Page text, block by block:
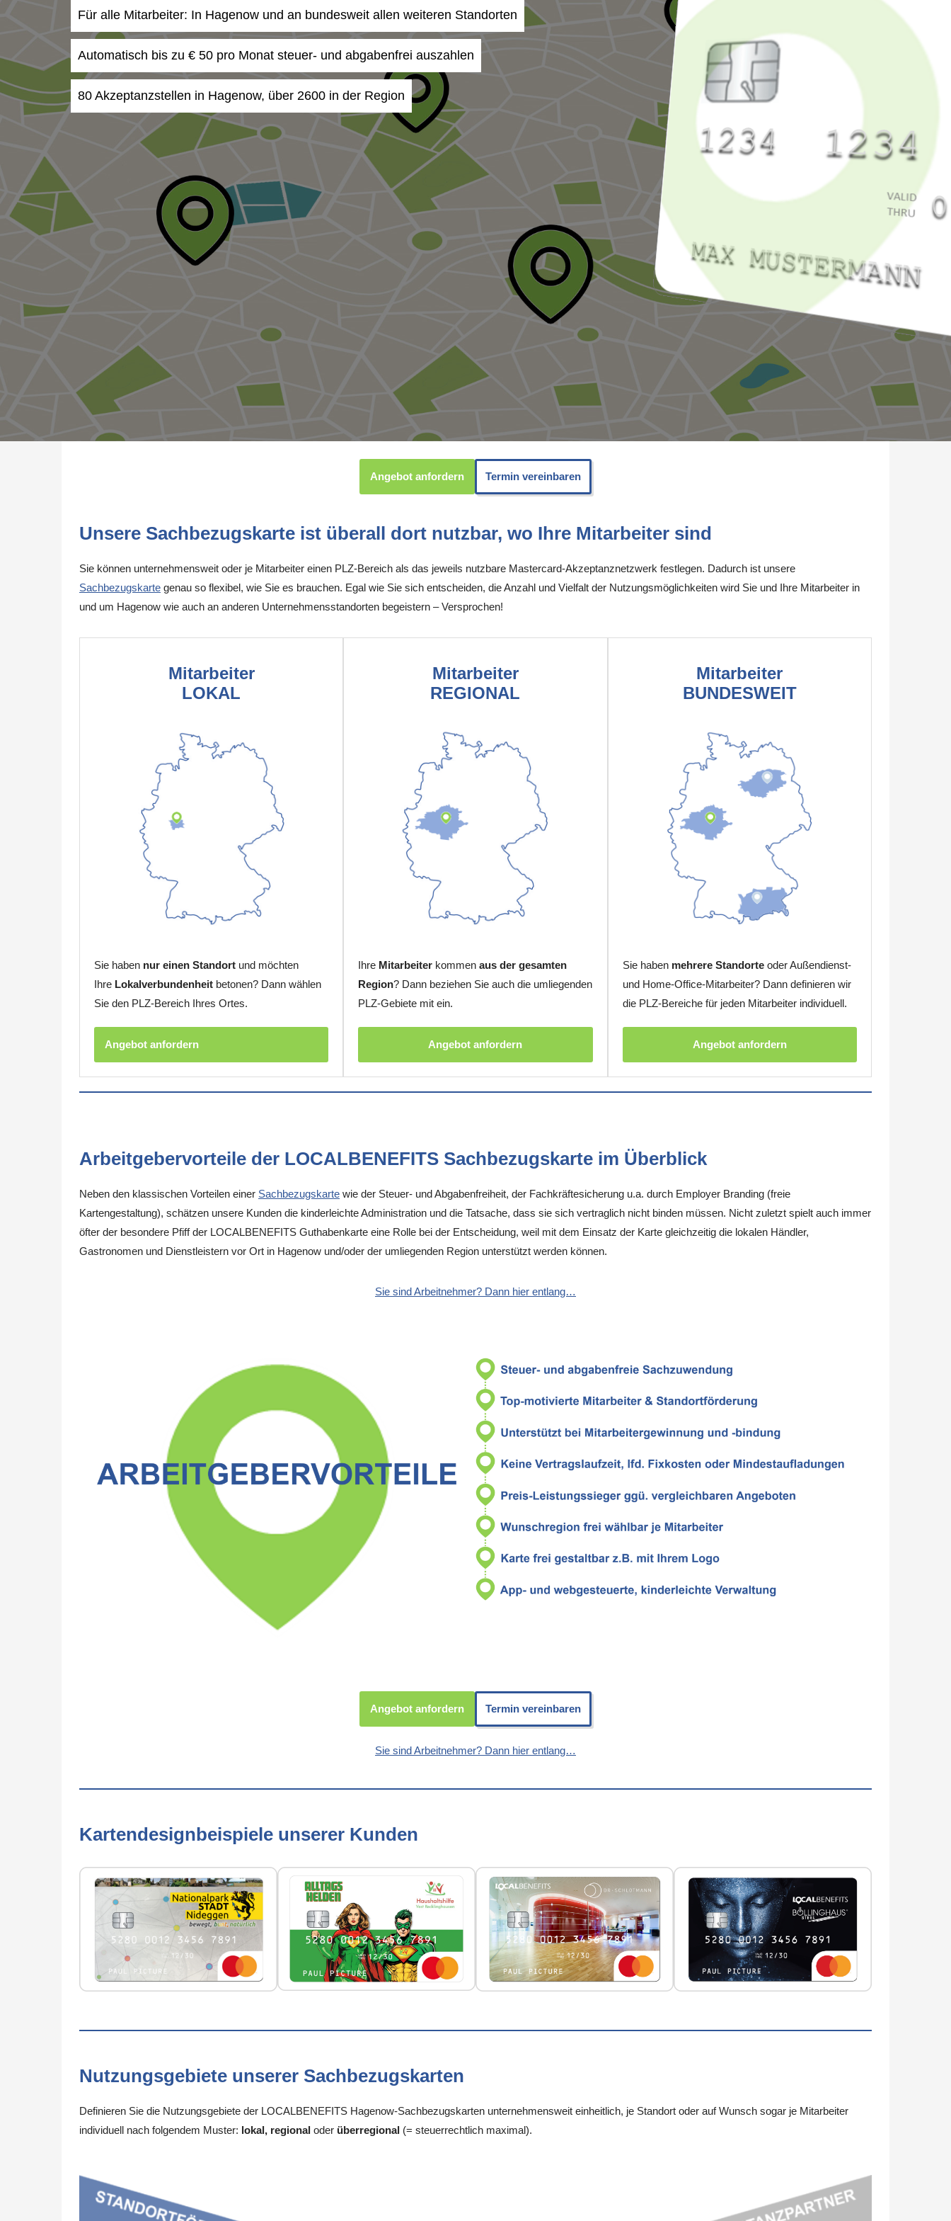
Für alle Mitarbeiter: In Hagenow und an bundesweit allen weiteren Standorten
Automatisch bis zu € 50 pro Monat steuer- und abgabenfrei auszahlen
80 Akzeptanzstellen in Hagenow, über 2600 in der Region
Angebot anfordern Termin vereinbaren
Unsere Sachbezugskarte ist überall dort nutzbar, wo Ihre Mitarbeiter sind
Sie können unternehmensweit oder je Mitarbeiter einen PLZ-Bereich als das jeweils nutzbare Mastercard-Akzeptanznetzwerk festlegen. Dadurch ist unsere
Sachbezugskarte genau so flexibel, wie Sie es brauchen. Egal wie Sie sich entscheiden, die Anzahl und Vielfalt der Nutzungsmöglichkeiten wird Sie und Ihre Mitarbeiter in
und um Hagenow wie auch an anderen Unternehmensstandorten begeistern – Versprochen!
Mitarbeiter
LOKAL
Sie haben nur einen Standort und möchten
Ihre Lokalverbundenheit betonen? Dann wählen
Sie den PLZ-Bereich Ihres Ortes.
Angebot anfordern
Mitarbeiter
REGIONAL
Ihre Mitarbeiter kommenaus der gesamten
Region? Dann beziehen Sie auch die umliegenden
PLZ-Gebiete mit ein.
Angebot anfordern
Mitarbeiter
BUNDESWEIT
Sie haben mehrere Standorteoder Außendienst-
und Home-Office-Mitarbeiter? Dann definieren wir
die PLZ-Bereiche für jeden Mitarbeiter individuell.
Angebot anfordern
Arbeitgebervorteile der LOCALBENEFITS Sachbezugskarte im Überblick
Neben den klassischen Vorteilen einer Sachbezugskarte wie der Steuer- und Abgabenfreiheit, der Fachkräftesicherung u.a. durch Employer Branding (freie
Kartengestaltung), schätzen unsere Kunden die kinderleichte Administration und die Tatsache, dass sie sich vertraglich nicht binden müssen. Nicht zuletzt spielt auch immer
öfter der besondere Pfiff der LOCALBENEFITS Guthabenkarte eine Rolle bei der Entscheidung, weil mit dem Einsatz der Karte gleichzeitig die lokalen Händler,
Gastronomen und Dienstleistern vor Ort in Hagenow und/oder der umliegenden Region unterstützt werden können.
Sie sind Arbeitnehmer? Dann hier entlang…
Angebot anfordern Termin vereinbaren
Sie sind Arbeitnehmer? Dann hier entlang…
Kartendesignbeispiele unserer Kunden
Nutzungsgebiete unserer Sachbezugskarten
Definieren Sie die Nutzungsgebiete der LOCALBENEFITS Hagenow-Sachbezugskarten unternehmensweit einheitlich, je Standort oder auf Wunsch sogar je Mitarbeiter
individuell nach folgendem Muster: lokal, regional oder überregional (= steuerrechtlich maximal).